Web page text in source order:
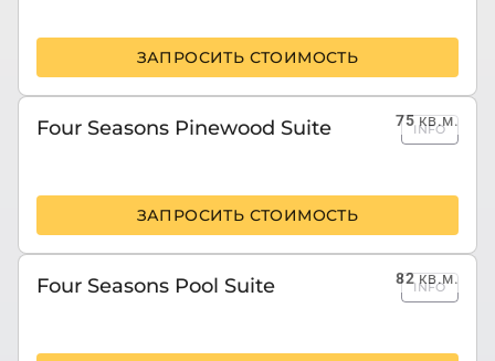
ЗАПРОСИТЬ СТОИМОСТЬ
75кв.м.
Four Seasons Pinewood Suite INFO
ЗАПРОСИТЬ СТОИМОСТЬ
82кв.м.
Four Seasons Pool Suite INFO